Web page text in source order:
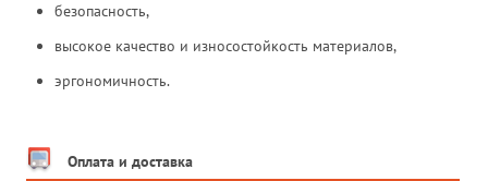
безопасность,
высокое качество и износостойкость материалов,
эргономичность.
Оплата и доставка